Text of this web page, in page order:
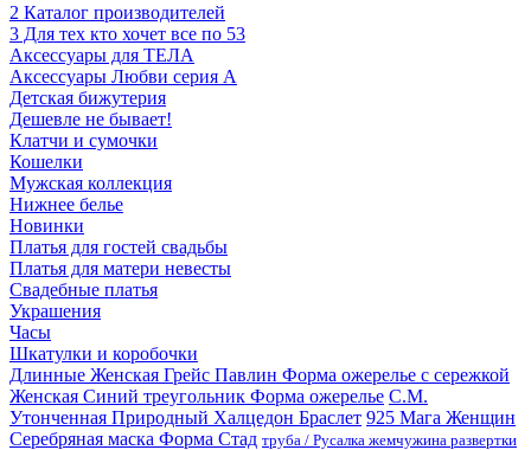
2 Каталог производителей
3 Для тех кто хочет все по 53
Аксессуары для ТЕЛА
Аксессуары Любви серия A
Детская бижутерия
Дешевле не бывает!
Клатчи и сумочки
Кошелки
Мужская коллекция
Нижнее белье
Новинки
Платья для гостей свадьбы
Платья для матери невесты
Свадебные платья
Украшения
Часы
Шкатулки и коробочки
Длинные Женская Грейс Павлин Форма ожерелье с сережкой
Женская Синий треугольник Форма ожерелье С.М.
Утонченная Природный Халцедон Браслет 925 Мага Женщин
Серебряная маска Форма Стад труба / Русалка жемчужина развертки